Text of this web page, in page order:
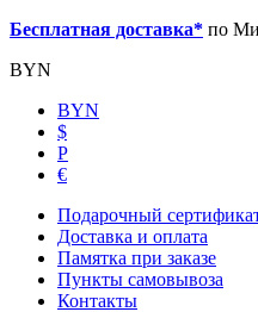
Бесплатная доставка* по
BYN
BYN
$
Р
€
Подарочный
Доставка и оплата
Памятка при заказе
Пункты самовывоза
Контакты